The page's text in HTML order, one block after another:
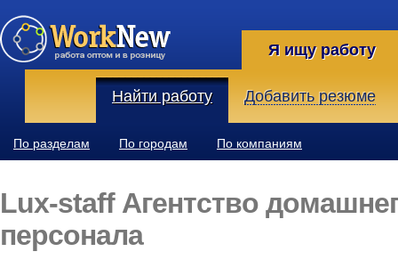
Я ищу работу
Найти работу Добавить резюме
По разделам По городам По компаниям
Lux-staff Агентство
персонала